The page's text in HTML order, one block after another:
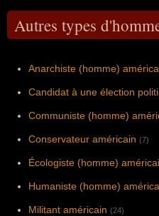
Autres types
Anarchiste (homme)
Candidat à une élection
Communiste (homme)
Conservateur américain (7)
Écologiste (homme)
Humaniste (homme)
Militant américain (24)